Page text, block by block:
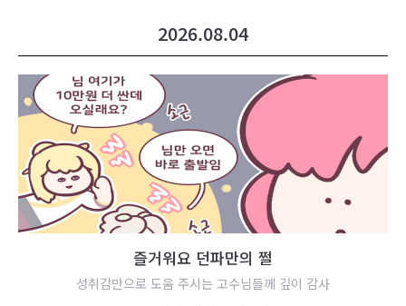
2026.08.04
즐거워요 던파만의 쩔
성취감만으로 도움 주시는 고수님들께 깊이 감사